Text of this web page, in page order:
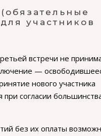
участников
встречи не
—
нового участника
при согласии
без их оплаты